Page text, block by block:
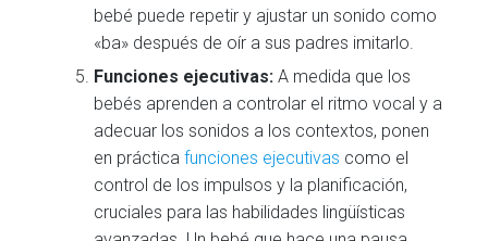
bebé puede repetir y ajustar un sonido como
«ba» después de oír a sus padres imitarlo.
Funciones ejecutivas:A medida que los
bebés aprenden a controlar el ritmo vocal y a
adecuar los sonidos a los contextos, ponen
en prácticafunciones ejecutivas como el
control de los impulsos y la planificación,
cruciales para las habilidades lingüísticas